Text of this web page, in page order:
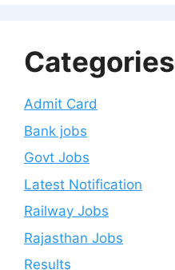
Categories
Admit Card
Bank jobs
Govt Jobs
Latest Notification
Railway Jobs
Rajasthan Jobs
Results